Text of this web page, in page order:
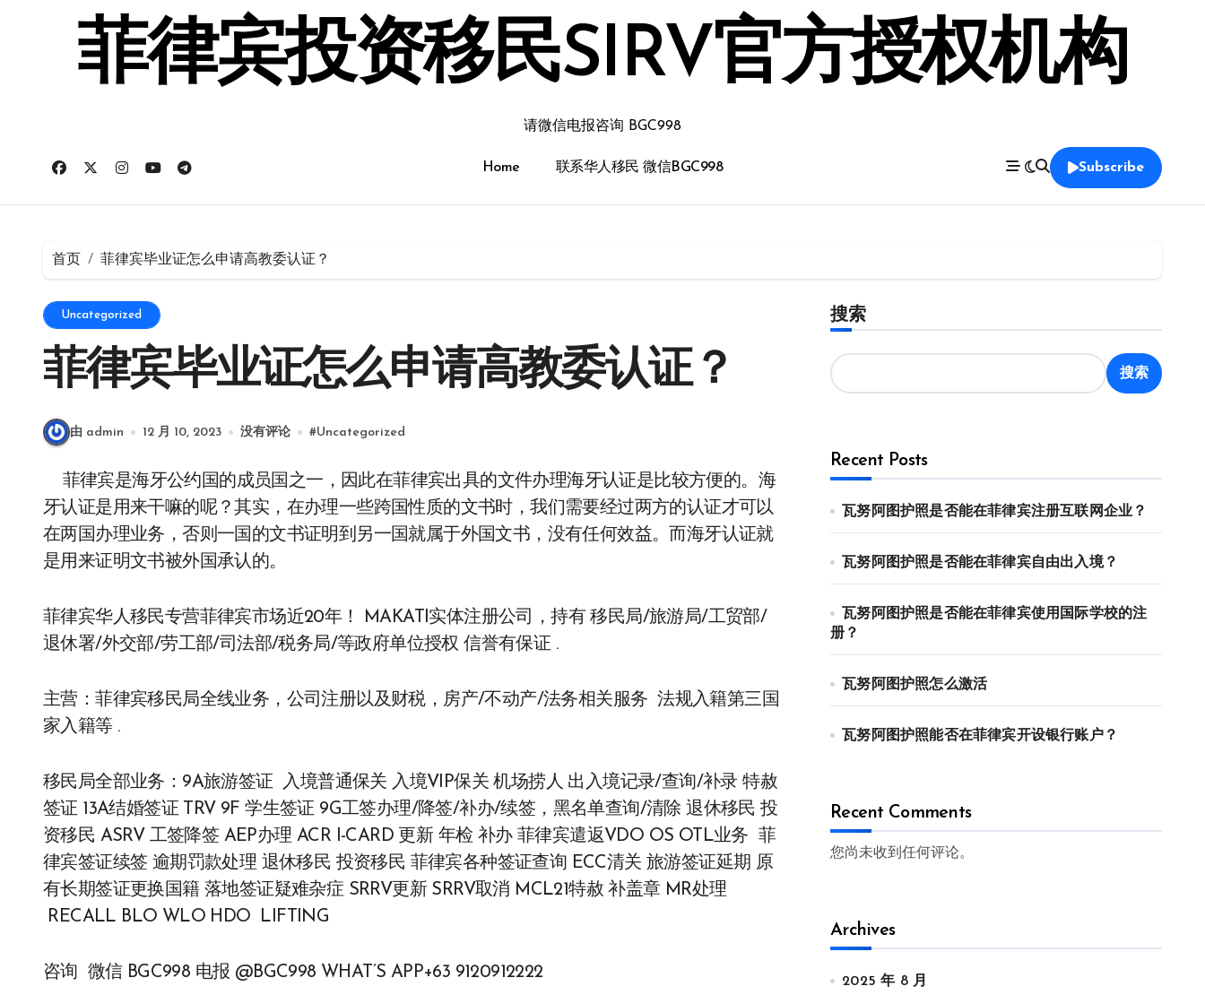
菲律宾投资移民SIRV官方授权机构
请微信电报咨询 BGC998
Home 联系华人移民 微信BGC998 Subscribe
首页 菲律宾毕业证怎么申请高教委认证？
Uncategorized
菲律宾毕业证怎么申请高教委认证？
由 admin 12 月 10, 2023 没有评论 #Uncategorized
菲律宾是海牙公约国的成员国之一，因此在菲律宾出具的文件办理海牙认证是比较方便的。海
牙认证是用来干嘛的呢？其实，在办理一些跨国性质的文书时，我们需要经过两方的认证才可以
在两国办理业务，否则一国的文书证明到另一国就属于外国文书，没有任何效益。而海牙认证就
是用来证明文书被外国承认的。
菲律宾华人移民专营菲律宾市场近20年！ MAKATI实体注册公司，持有 移民局/旅游局/工贸部/
退休署/外交部/劳工部/司法部/税务局/等政府单位授权 信誉有保证 .
主营：菲律宾移民局全线业务，公司注册以及财税，房产/不动产/法务相关服务 法规入籍第三国
家入籍等 .
移民局全部业务：9A旅游签证 入境普通保关 入境VIP保关 机场捞人 出入境记录/查询/补录 特赦
签证 13A结婚签证 TRV 9F 学生签证 9G工签办理/降签/补办/续签，黑名单查询/清除 退休移民 投
资移民 ASRV 工签降签 AEP办理 ACR I-CARD 更新 年检 补办 菲律宾遣返VDO OS OTL业务 菲
律宾签证续签 逾期罚款处理 退休移民 投资移民 菲律宾各种签证查询 ECC清关 旅游签证延期 原
有长期签证更换国籍 落地签证疑难杂症 SRRV更新 SRRV取消 MCL21特赦 补盖章 MR处理
RECALL BLO WLO HDO LIFTING
咨询 微信 BGC998 电报 @BGC998 WHAT’S APP+63 9120912222
搜索
搜索
Recent Posts
瓦努阿图护照是否能在菲律宾注册互联网企业？
瓦努阿图护照是否能在菲律宾自由出入境？
瓦努阿图护照是否能在菲律宾使用国际学校的注
册？
瓦努阿图护照怎么激活
瓦努阿图护照能否在菲律宾开设银行账户？
Recent Comments
您尚未收到任何评论。
Archives
2025 年 8 月